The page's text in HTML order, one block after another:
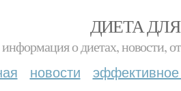
ДИЕТА
информация о диетах, новости,
новости